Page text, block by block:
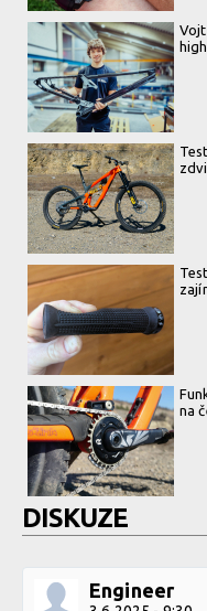
na
DISKUZE
Engineer